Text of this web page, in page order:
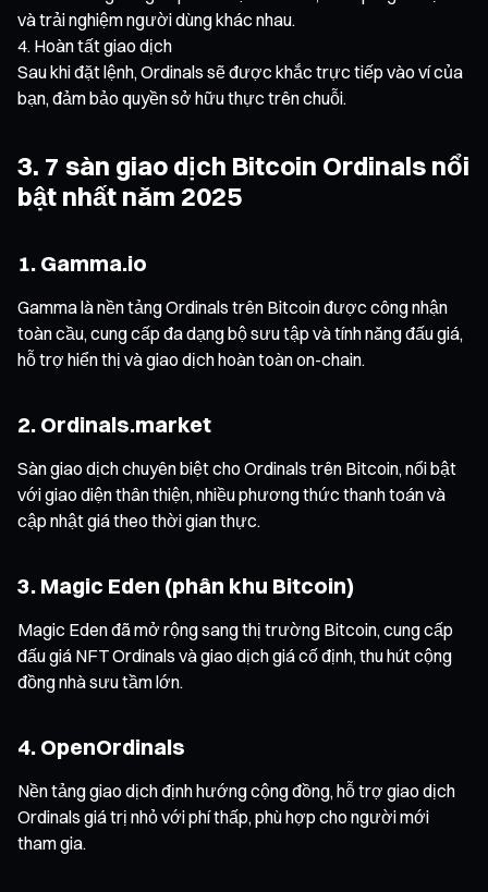
và trải nghiệm người dùng khác nhau.
Hoàn tất giao dịch
Sau khi đặt lệnh, Ordinals sẽ được khắc trực tiếp vào ví của
bạn, đảm bảo quyền sở hữu thực trên chuỗi.
3. 7 sàn giao dịch Bitcoin Ordinals nổi
bật nhất năm 2025
1. Gamma.io
Gamma là nền tảng Ordinals trên Bitcoin được công nhận
toàn cầu, cung cấp đa dạng bộ sưu tập và tính năng đấu giá,
hỗ trợ hiển thị và giao dịch hoàn toàn on-chain.
2. Ordinals.market
Sàn giao dịch chuyên biệt cho Ordinals trên Bitcoin, nổi bật
với giao diện thân thiện, nhiều phương thức thanh toán và
cập nhật giá theo thời gian thực.
3. Magic Eden (phân khu Bitcoin)
Magic Eden đã mở rộng sang thị trường Bitcoin, cung cấp
đấu giá NFT Ordinals và giao dịch giá cố định, thu hút cộng
đồng nhà sưu tầm lớn.
4. OpenOrdinals
Nền tảng giao dịch định hướng cộng đồng, hỗ trợ giao dịch
Ordinals giá trị nhỏ với phí thấp, phù hợp cho người mới
tham gia.